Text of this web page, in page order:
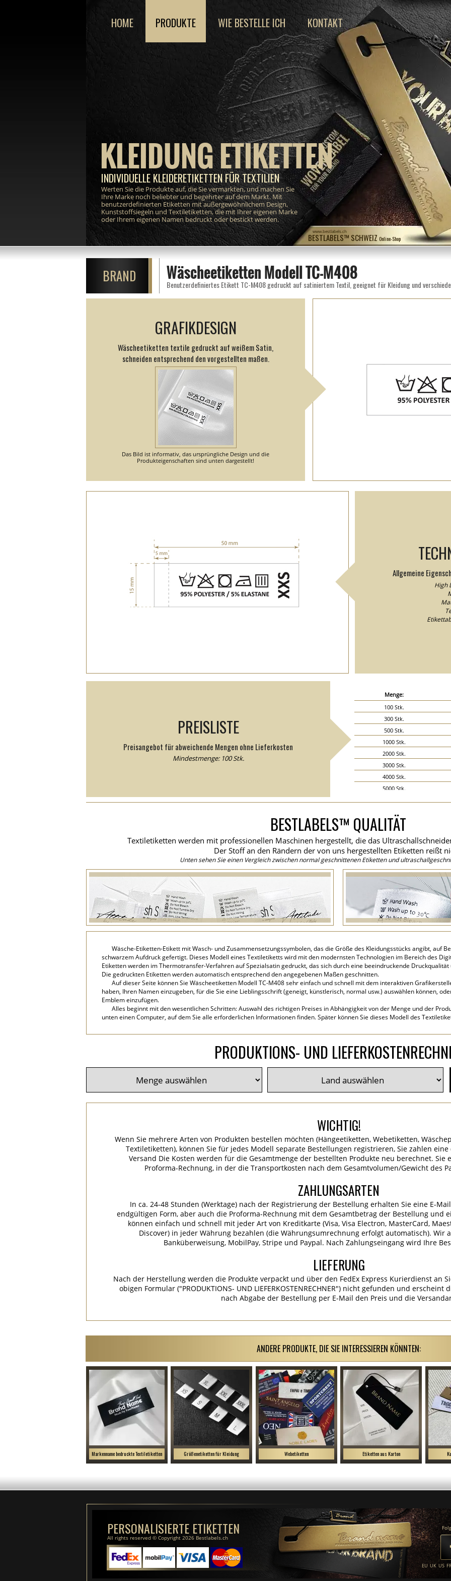
BESTLABELS™ SCHWEIZ Online-Shop
www.bestlabels.ch
KLEIDUNG ETIKETTEN
INDIVIDUELLE KLEIDERETIKETTEN FÜR TEXTILIEN
Werten Sie die Produkte auf, die Sie vermarkten, und machen Sie
Ihre Marke noch beliebter und begehrter auf dem Markt. Mit
benutzerdefinierten Etiketten mit außergewöhnlichem Design,
Kunststoffsiegeln und Textiletiketten, die mit Ihrer eigenen Marke
oder Ihrem eigenen Namen bedruckt oder bestickt werden.
HOME PRODUKTE WIE BESTELLE ICH KONTAKT
BRAND Wäscheetiketten Modell TC-M408
Benutzerdefiniertes Etikett TC-M408 gedruckt auf satiniertem Textil, geeignet für Kleidung und
GRAFIKDESIGN
Wäscheetiketten textile gedruckt auf weißem Satin,
schneiden entsprechend den vorgestellten maßen.
Das Bild ist informativ, das ursprüngliche Design und die
Produkteigenschaften sind unten dargestellt!
Allgemeine
High
PREISLISTE
Preisangebot für abweichende Mengen ohne Lieferkosten
Mindestmenge: 100 Stk.
Menge:
100 Stk.
300 Stk.
500 Stk.
1000 Stk.
2000 Stk.
3000 Stk.
4000 Stk.
5000 Stk.
8000 Stk.
10000 Stk.
15000 Stk.
20000 Stk.
BESTLABELS™ QUALITÄT
Textiletiketten werden mit professionellen Maschinen hergestellt, die das
Der Stoff an den Rändern der von uns hergestellten Etiketten reißt
Unten sehen Sie einen Vergleich zwischen normal geschnittenen Etiketten und
Wäsche-Etiketten-Etikett mit Wasch- und Zusammensetzungssymbolen, das die Größe des Kleidungsstücks angibt, auf
schwarzem Aufdruck gefertigt. Dieses Modell eines Textiletiketts wird mit den modernsten Technologien im Bereich des
Etiketten werden im Thermotransfer-Verfahren auf Spezialsatin gedruckt, das sich durch eine beeindruckende
Die gedruckten Etiketten werden automatisch entsprechend den angegebenen Maßen geschnitten.
Auf dieser Seite können Sie Wäscheetiketten Modell TC-M408 sehr einfach und schnell mit dem interaktiven
haben, Ihren Namen einzugeben, für die Sie eine Lieblingsschrift (geneigt, künstlerisch, normal usw.) auswählen können,
Emblem einzufügen.
Alles beginnt mit den wesentlichen Schritten: Auswahl des richtigen Preises in Abhängigkeit von der Menge und der
unten einen Computer, auf dem Sie alle erforderlichen Informationen finden. Später können Sie dieses Modell des
PRODUKTIONS- UND
WICHTIG!
Wenn Sie mehrere Arten von Produkten bestellen möchten (Hängeetiketten, Webetiketten,
Textiletiketten), können Sie für jedes Modell separate Bestellungen registrieren, Sie zahlen
Versand Die Kosten werden für die Gesamtmenge der bestellten Produkte neu berechnet. Sie
Proforma-Rechnung, in der die Transportkosten nach dem Gesamtvolumen/Gewicht des
ZAHLUNGSARTEN
In ca. 24-48 Stunden (Werktage) nach der Registrierung der Bestellung erhalten Sie eine E-
endgültigen Form, aber auch die Proforma-Rechnung mit dem Gesamtbetrag der Bestellung und
können einfach und schnell mit jeder Art von Kreditkarte (Visa, Visa Electron, MasterCard,
Discover) in jeder Währung bezahlen (die Währungsumrechnung erfolgt automatisch). Wir
Banküberweisung, MobilPay, Stripe und Paypal. Nach Zahlungseingang wird Ihre
LIEFERUNG
Nach der Herstellung werden die Produkte verpackt und über den FedEx Express Kurierdienst an
obigen Formular ("PRODUKTIONS- UND LIEFERKOSTENRECHNER") nicht gefunden und
nach Abgabe der Bestellung per E-Mail den Preis und die
ANDERE PRODUKTE, DIE SIE INTERESSIEREN KÖNNTEN:
Markenname bedruckte Textiletiketten Größenetiketten für Kleidung Webetiketten Etiketten aus Karton
PERSONALISIERTE ETIKETTEN
All rights reserved © Copyright 2026 Bestlabels.ch
EU UK US